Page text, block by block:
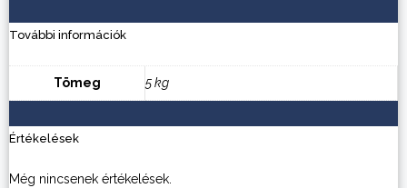
További információk
Tömeg 5 kg
Értékelések
Még nincsenek értékelések.